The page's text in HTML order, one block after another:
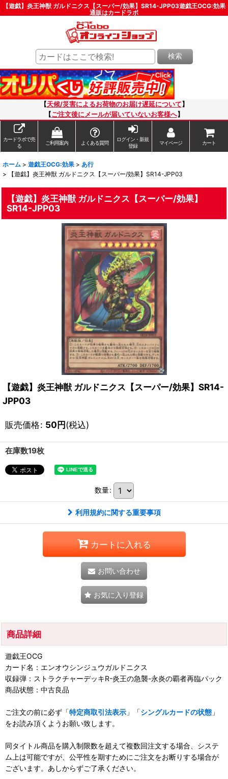
【遊戯】炎王神獣 ガルドニクス【スーパー/効果】SR14-JPP03遊戯王OCG:効果
通販はカードラボ
検索
【天候/災害によるお荷物のお届け遅延について 】
【ご注文後にメールが届いていないお客様へ】
カードラボで売
る
ご利用案内 よくある質問
ログイン・新規
登録
マイページ カート
ホーム > 遊戯王OCG:効果 > あ行
>
【遊戯】炎王神獣 ガルドニクス【スーパー/効果】SR14-JPP03
【遊戯】炎王神獣 ガルドニクス【スーパー/効果】
SR14-JPP03
【遊戯】炎王神獣 ガルドニクス【スーパー/効果】SR14-
JPP03
販売価格: 50円(税込)
在庫数19枚
数量:
利用規約に関する重要事項
カートに入れる
お問い合わせ
お気に入り登録
商品詳細
遊戯王OCG
カード名：エンオウシンジュウガルドニクス
収録弾：ストラクチャーデッキR-炎王の急襲-永炎の覇者再臨パック
商品状態：中古良品
ご注文の前に必ず「特定商取引法表示 」「シングルカードの状態 」
をお読み頂くようお願い致します。
同タイトル商品を購入制限数を超えて複数回注文する場合、システ
ム上は可能ですが、公平性を期すためにご注文をお断りする場合が
ございます。あしからずご了承ください。